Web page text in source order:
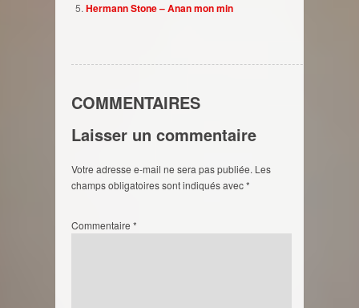
Hermann Stone – Anan mon min
COMMENTAIRES
Laisser un commentaire
Votre adresse e-mail ne sera pas publiée. Les
champs obligatoires sont indiqués avec*
Commentaire *